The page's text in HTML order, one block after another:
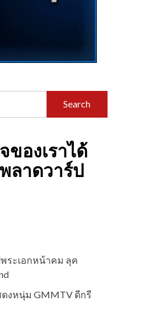
ของเราได้
ลาดวาร์ป
พระเอกหน้าคม ลุค
ดงหนุ่ม GMMTV ดีกรี